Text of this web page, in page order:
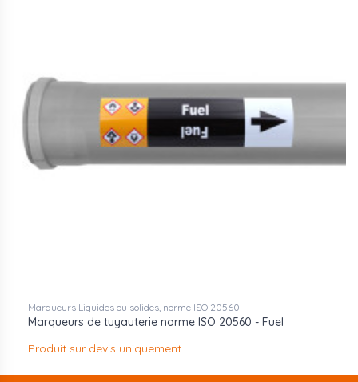
Marqueurs Liquides ou solides, norme ISO 20560
Marqueurs de tuyauterie norme ISO 20560 - Fuel
Produit sur devis uniquement